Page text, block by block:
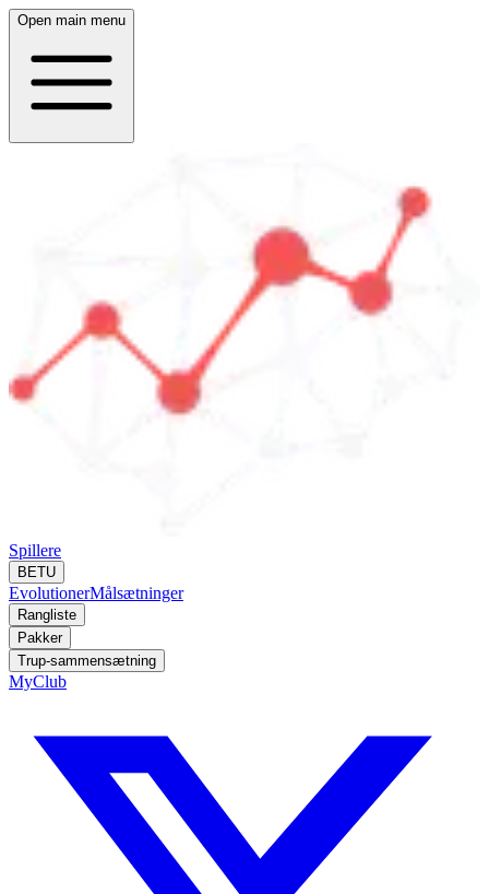
Open main menu
Spillere
BETU
EvolutionerMålsætninger
Rangliste
Pakker
Trup-sammensætning
MyClub